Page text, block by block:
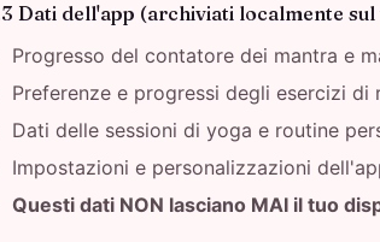
Dati dell'app (archiviati localmente
Progresso del contatore dei mantra e
Preferenze e progressi degli esercizi
Dati delle sessioni di yoga e routine
Impostazioni e personalizzazioni
Questi dati NON lasciano MAI il tuo